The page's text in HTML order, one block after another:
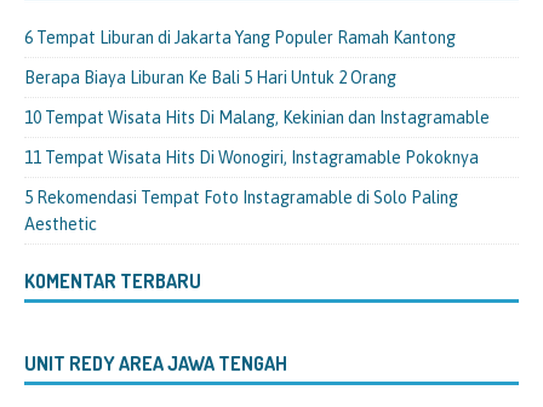
6 Tempat Liburan di Jakarta Yang Populer Ramah Kantong
Berapa Biaya Liburan Ke Bali 5 Hari Untuk 2 Orang
10 Tempat Wisata Hits Di Malang, Kekinian dan Instagramable
11 Tempat Wisata Hits Di Wonogiri, Instagramable Pokoknya
5 Rekomendasi Tempat Foto Instagramable di Solo Paling
Aesthetic
KOMENTAR TERBARU
UNIT REDY AREA JAWA TENGAH